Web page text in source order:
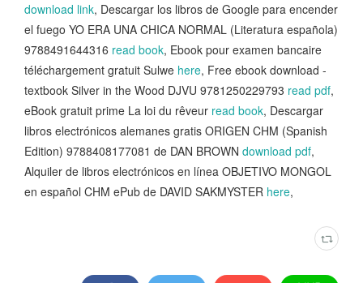
download link, Descargar los libros de Google para encender
el fuego YO ERA UNA CHICA NORMAL (Literatura española)
9788491644316 read book, Ebook pour examen bancaire
téléchargement gratuit Sulwe here, Free ebook download -
textbook Silver in the Wood DJVU 9781250229793 read pdf,
eBook gratuit prime La loi du rêveur read book, Descargar
libros electrónicos alemanes gratis ORIGEN CHM (Spanish
Edition) 9788408177081 de DAN BROWN download pdf,
Alquiler de libros electrónicos en línea OBJETIVO MONGOL
en español CHM ePub de DAVID SAKMYSTER here,